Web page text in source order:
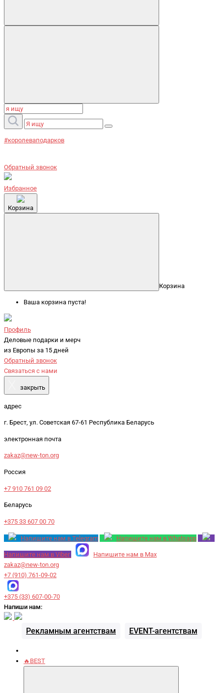
#королеваподарков
Обратный звонок
Избранное
Корзина
Корзина
Ваша корзина пуста!
Профиль
Деловые подарки и мерч
из Европы за 15 дней
Обратный звонок
Связаться с нами
закрыть
адрес
г. Брест, ул. Советская 67-61 Республика Беларусь
электронная почта
zakaz@new-ton.org
Россия
+7 910 761 09 02
Беларусь
+375 33 607 00 70
Напишите нам в Telegram Напишите нам в Whatsapp
Напишите нам в Viber
Напишите нам в Max
zakaz@new-ton.org
+7 (910) 761-09-02
+375 (33) 607-00-70
Напиши нам:
Рекламным агентствам EVENT-агентствам
🔥BEST